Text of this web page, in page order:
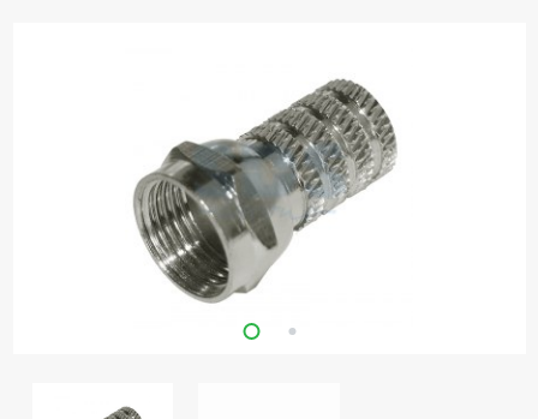
оборудование
Кронштейны
под ТВ, ЖК, СВЧ